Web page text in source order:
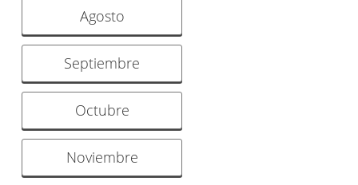
Agosto
Septiembre
Octubre
Noviembre